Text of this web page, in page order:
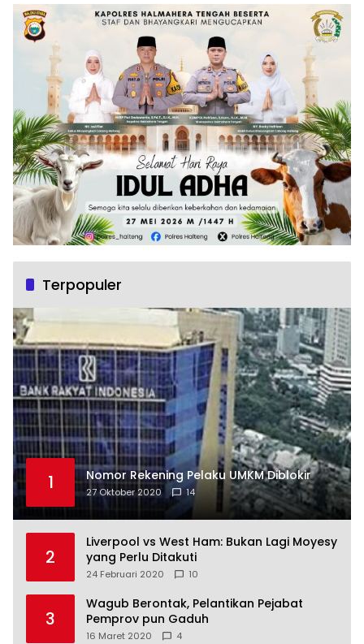
Terpopuler
1 Nomor Rekening Pelaku UMKM Diblokir
27 Oktober 2020 14
2
Liverpool vs West Ham: Bukan Lagi Moyesy
yang Perlu Ditakuti
24 Februari 2020 10
3
Wagub Berontak, Pelantikan Pejabat
Pemprov pun Gaduh
16 Maret 2020 4